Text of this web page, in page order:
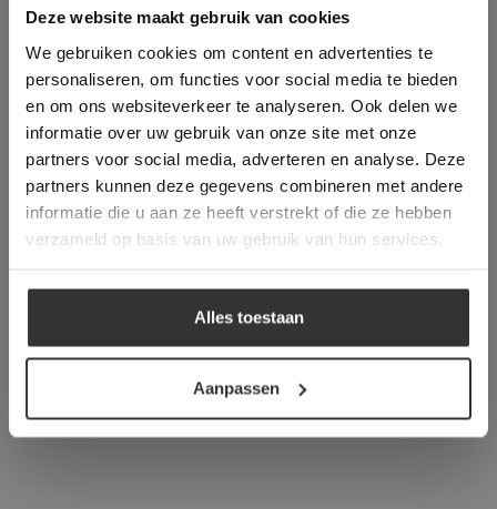
Deze website maakt gebruik van cookies
We gebruiken cookies om content en advertenties te
personaliseren, om functies voor social media te bieden
en om ons websiteverkeer te analyseren. Ook delen we
informatie over uw gebruik van onze site met onze
partners voor social media, adverteren en analyse. Deze
partners kunnen deze gegevens combineren met andere
informatie die u aan ze heeft verstrekt of die ze hebben
verzameld op basis van uw gebruik van hun services.
Alles toestaan
Aanpassen
This Cookie Banner was deleted and is no
longer working. Please contact the website
administrator.
Deze website gebruikt cookies om de
gebruikerservaring te verbeteren. Door
gebruik te maken van onze website geeft u
toestemming voor alle cookies in
overeenstemming met ons cookiebeleid.Lees
verder
ALLES ACCEPTEREN
ALLES AFWIJZEN
DETAILS WEERGEVEN